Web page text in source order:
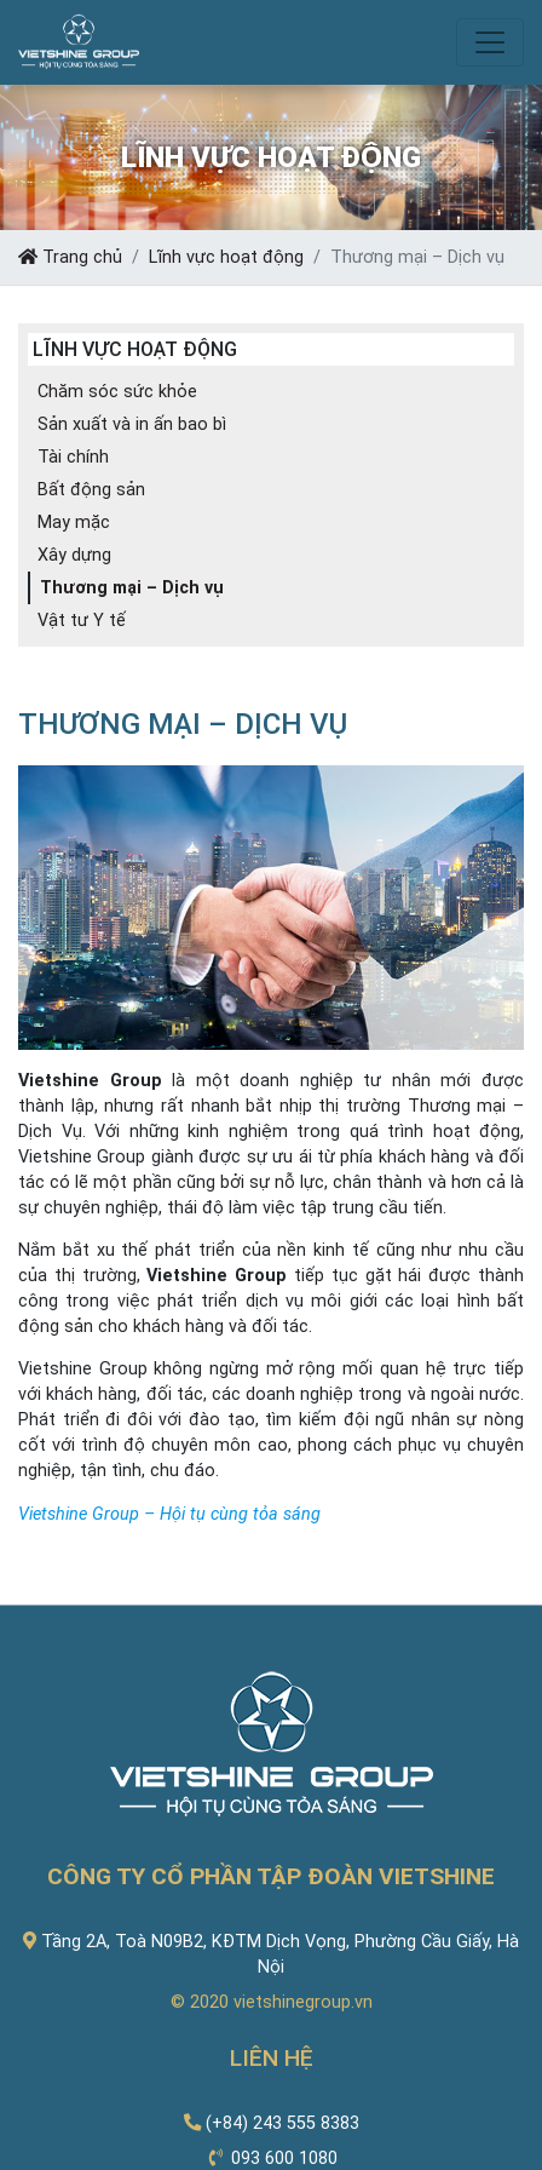
LĨNH VỰC HOẠT ĐỘNG
Trang chủ Lĩnh vực hoạt động Thương mại – Dịch vụ
LĨNH VỰC HOẠT ĐỘNG
Chăm sóc sức khỏe
Sản xuất và in ấn bao bì
Tài chính
Bất động sản
May mặc
Xây dựng
Thương mại – Dịch vụ
Vật tư Y tế
THƯƠNG MẠI – DỊCH VỤ
Vietshine Group là một doanh nghiệp tư nhân mới được
thành lập, nhưng rất nhanh bắt nhịp thị trường Thương mại –
Dịch Vụ. Với những kinh nghiệm trong quá trình hoạt động,
Vietshine Group giành được sự ưu ái từ phía khách hàng và đối
tác có lẽ một phần cũng bởi sự nỗ lực, chân thành và hơn cả là
sự chuyên nghiệp, thái độ làm việc tập trung cầu tiến.
Nắm bắt xu thế phát triển của nền kinh tế cũng như nhu cầu
của thị trường,Vietshine Group tiếp tục gặt hái được thành
công trong việc phát triển dịch vụ môi giới các loại hình bất
động sản cho khách hàng và đối tác.
Vietshine Group không ngừng mở rộng mối quan hệ trực tiếp
với khách hàng, đối tác, các doanh nghiệp trong và ngoài nước.
Phát triển đi đôi với đào tạo, tìm kiếm đội ngũ nhân sự nòng
cốt với trình độ chuyên môn cao, phong cách phục vụ chuyên
nghiệp, tận tình, chu đáo.
Vietshine Group – Hội tụ cùng tỏa sáng
CÔNG TY CỔ PHẦN TẬP ĐOÀN VIETSHINE
Tầng 2A, Toà N09B2, KĐTM Dịch Vọng, Phường Cầu Giấy, Hà
Nội
© 2020 vietshinegroup.vn
LIÊN HỆ
(+84) 243 555 8383
093 600 1080